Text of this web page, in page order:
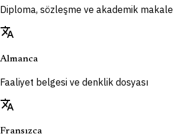
Diploma, sözleşme ve akademik makale
translate
Almanca
Faaliyet belgesi ve denklik dosyası
translate
Fransızca